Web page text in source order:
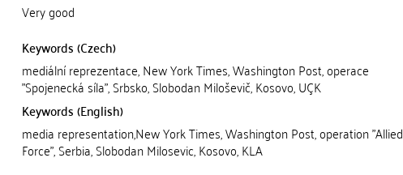
Very good
Keywords (Czech)
mediální reprezentace, New York Times, Washington Post, operace
"Spojenecká síla", Srbsko, Slobodan Miloševič, Kosovo, UÇK
Keywords (English)
media representation,New York Times, Washington Post, operation "Allied
Force", Serbia, Slobodan Milosevic, Kosovo, KLA